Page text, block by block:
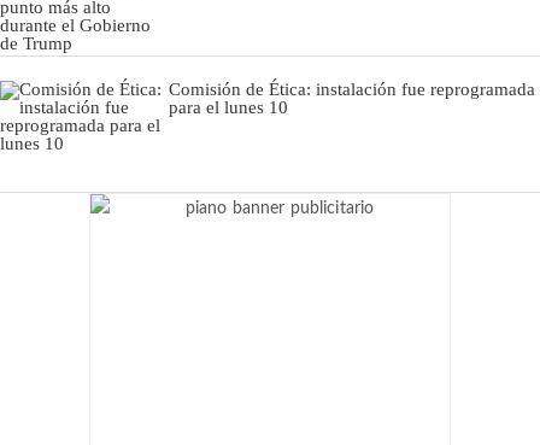
Comisión de Ética: instalación fue reprogramada
para el lunes 10